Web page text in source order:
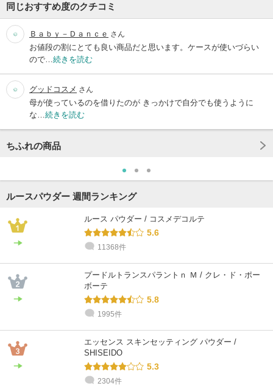
同じおすすめ度のクチコミ
Ｂａｂｙ－Ｄａｎｃｅ さん
お値段の割にとても良い商品だと思います。ケースが使いづらい
ので… 続きを読む
グッドコスメ さん
母が使っているのを借りたのが きっかけで自分でも使うように
な… 続きを読む
ちふれの商品
ルースパウダー 週間ランキング
ルース パウダー / コスメデコルテ
5.6
11368件
プードルトランスパラントｎ Ｍ / クレ・ド・ポー
ボーテ
5.8
1995件
エッセンス スキンセッティング パウダー /
SHISEIDO
5.3
2304件